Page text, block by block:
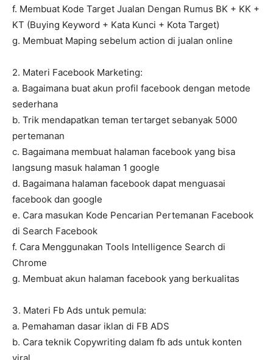
f. Membuat Kode Target Jualan Dengan Rumus BK + KK +
KT (Buying Keyword + Kata Kunci + Kota Target)
g. Membuat Maping sebelum action di jualan online
2. Materi Facebook Marketing:
a. Bagaimana buat akun profil facebook dengan metode
sederhana
b. Trik mendapatkan teman tertarget sebanyak 5000
pertemanan
c. Bagaimana membuat halaman facebook yang bisa
langsung masuk halaman 1 google
d. Bagaimana halaman facebook dapat menguasai
facebook dan google
e. Cara masukan Kode Pencarian Pertemanan Facebook
di Search Facebook
f. Cara Menggunakan Tools Intelligence Search di
Chrome
g. Membuat akun halaman facebook yang berkualitas
3. Materi Fb Ads untuk pemula:
a. Pemahaman dasar iklan di FB ADS
b. Cara teknik Copywriting dalam fb ads untuk konten